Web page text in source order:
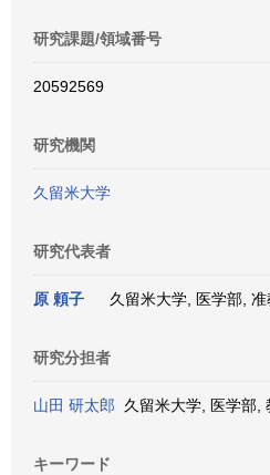
研究課題/領域番号
20592569
研究機関
久留米大学
研究代表者
原 頼子 久留米大学, 医学部,
研究分担者
山田 研太郎 久留米大学, 医学部,
キーワード